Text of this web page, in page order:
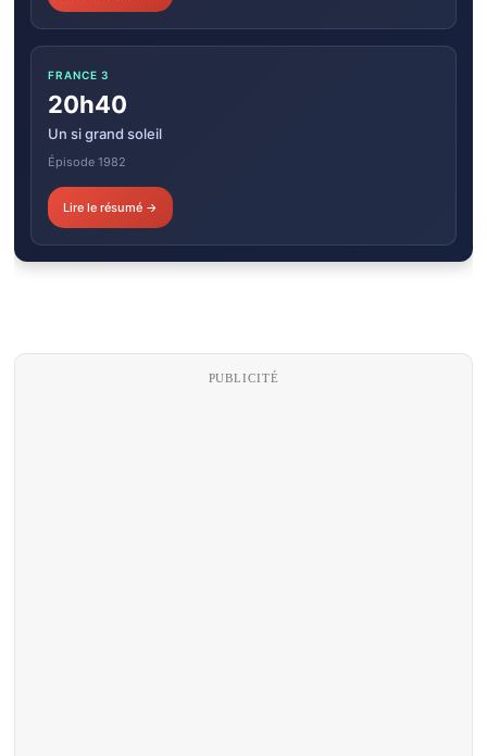
FRANCE 3
20h40
Un si grand soleil
Épisode 1982
Lire le résumé →
PUBLICITÉ